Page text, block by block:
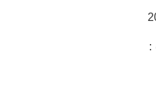
: